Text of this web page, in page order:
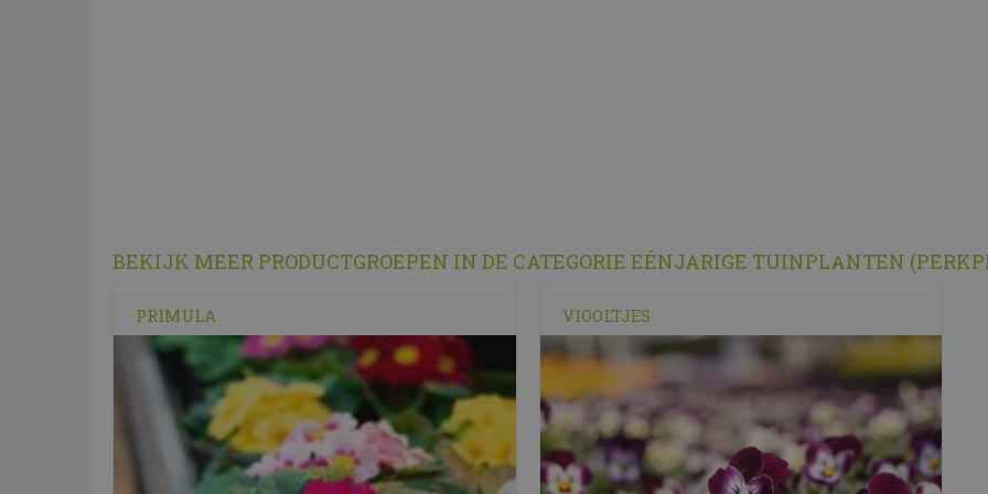
BEKIJK MEER PRODUCTGROEPEN IN DE CATEGORIE EÉNJARIGE TUINPLANTEN
PRIMULA VIOOLTJES